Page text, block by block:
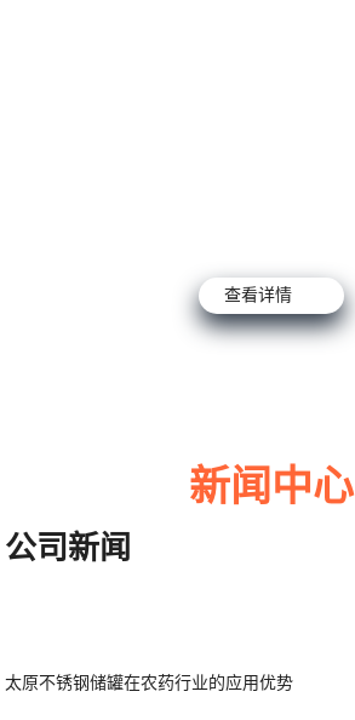
查看详情
新闻中心
公司新闻
太原不锈钢储罐在农药行业的应用优势